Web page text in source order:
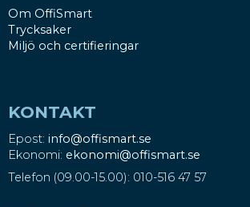
Om OffiSmart
Trycksaker
Miljö och certifieringar
KONTAKT
Epost: info@offismart.se
Ekonomi: ekonomi@offismart.se
Telefon (09.00-15.00): 010-516 47 57